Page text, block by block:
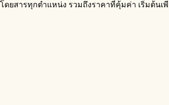
โดยสารทุกตำแหน่ง รวมถึงราคาที่คุ้มค่า เริ่มต้นเ